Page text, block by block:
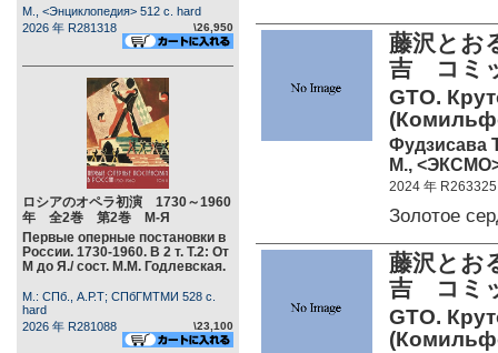
М., <Энциклопедия> 512 c. hard
2026 年 R281318
\26,950
ロシアのオペラ初演 1730～1960
年 全2巻 第2巻 М-Я
Первые оперные постановки в
России. 1730-1960. В 2 т. Т.2: От
М до Я./ сост. М.М. Годлевская.
М.: СПб., А.Р.Т; СПбГМТМИ 528 c.
hard
2026 年 R281088
\23,100
藤沢と
吉 コミ
GTO.
Фудзисава
М.,
2024 年 R263325
Золотое
藤沢と
吉 コミ
GTO.